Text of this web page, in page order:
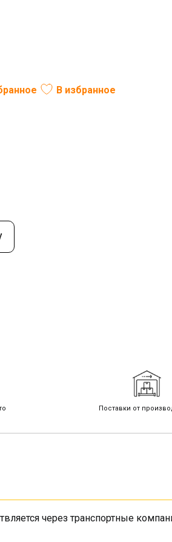
В избранное
Поставки от
через транспортные